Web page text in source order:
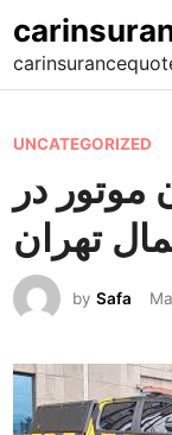
to
content
P
s
t
e
d
n
UNCATEGORIZED
موتور در
تهران
bySafa